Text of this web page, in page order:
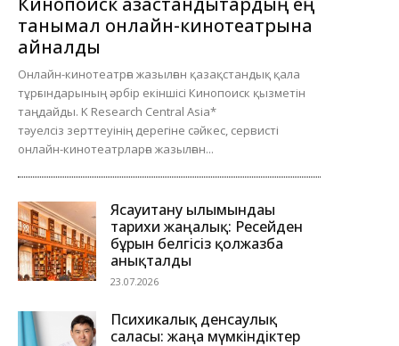
танымал онлайн-кинотеатрына
айналды
Онлайн-кинотеатрға жазылған қазақстандық қала
тұрғындарының әрбір екіншісі Кинопоиск қызметін
таңдайды. K Research Central Asia*
тәуелсіз зерттеуінің дерегіне сәйкес, сервисті
онлайн-кинотеатрларға жазылған...
Ясауитану ғылымындағы
тарихи жаңалық: Ресейден
бұрын белгісіз қолжазба
анықталды
23.07.2026
Психикалық денсаулық
саласы: жаңа мүмкіндіктер